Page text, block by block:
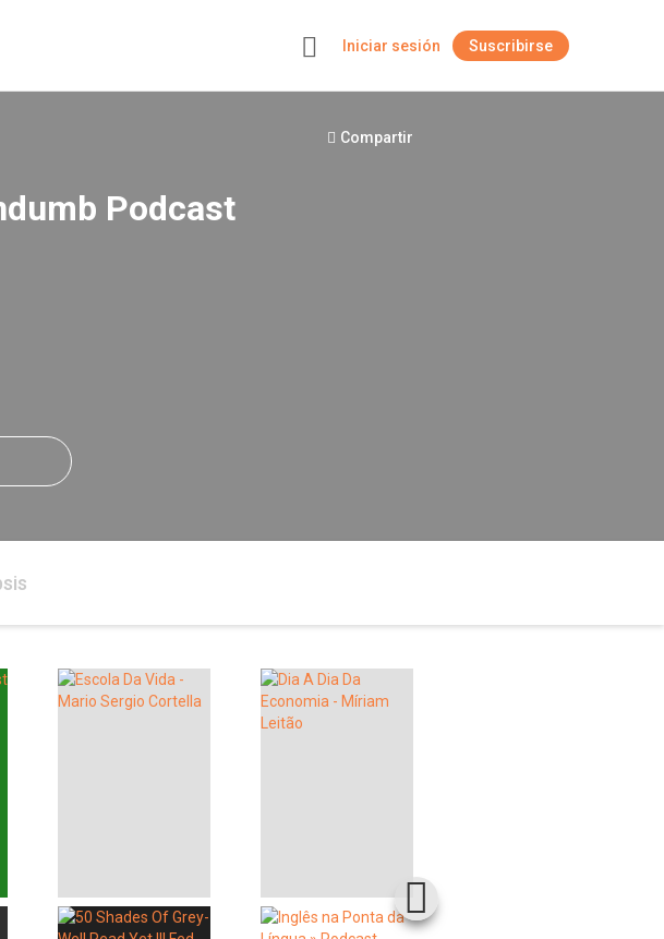
Iniciar sesión Suscribirse
Compartir
Podcast